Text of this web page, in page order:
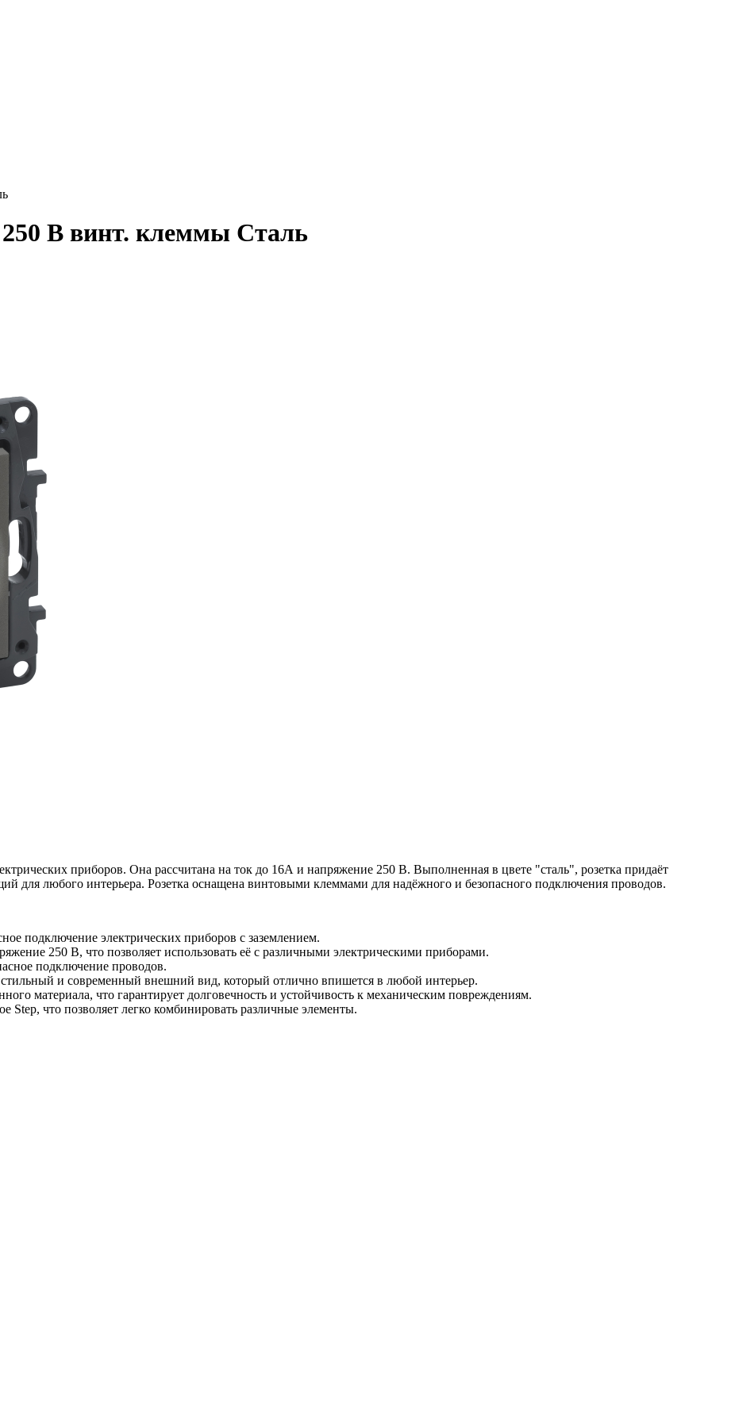
В винт. клеммы Сталь
приборов. Она рассчитана на ток до 16А и напряжение 250 В. Выполненная в цвете "сталь", розетка придаёт
для любого интерьера. Розетка оснащена винтовыми клеммами для надёжного и безопасного подключения проводов.
подключение электрических приборов с заземлением.
250 В, что позволяет использовать её с различными электрическими приборами.
подключение проводов.
стильный и современный внешний вид, который отлично впишется в любой интерьер.
материала, что гарантирует долговечность и устойчивость к механическим повреждениям.
Step, что позволяет легко комбинировать различные элементы.